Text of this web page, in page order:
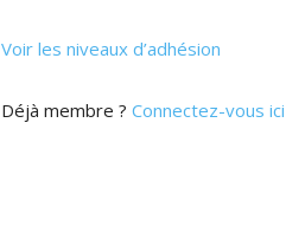
Voir les niveaux d’adhésion
Déjà membre ? Connectez-vous ici